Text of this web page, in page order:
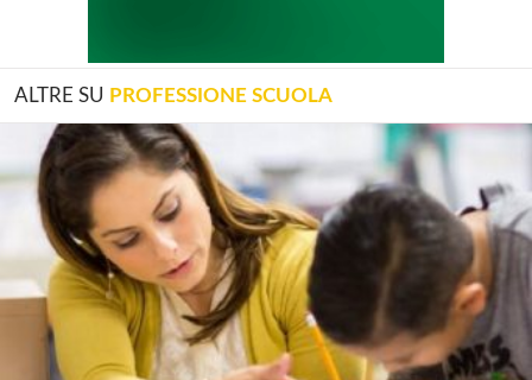
ALTRE SU PROFESSIONE SCUOLA